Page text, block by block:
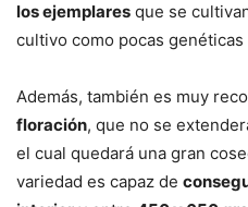
los ejemplares que se
cultivo como pocas
Además, también es muy
floración, que no se
el cual quedará una gran
variedad es capaz de